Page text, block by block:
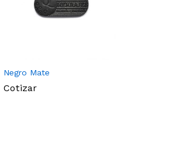
Negro Mate
Cotizar